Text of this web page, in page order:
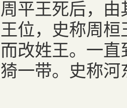
平王死后，
位，史称周
改姓王。一
一带。史称